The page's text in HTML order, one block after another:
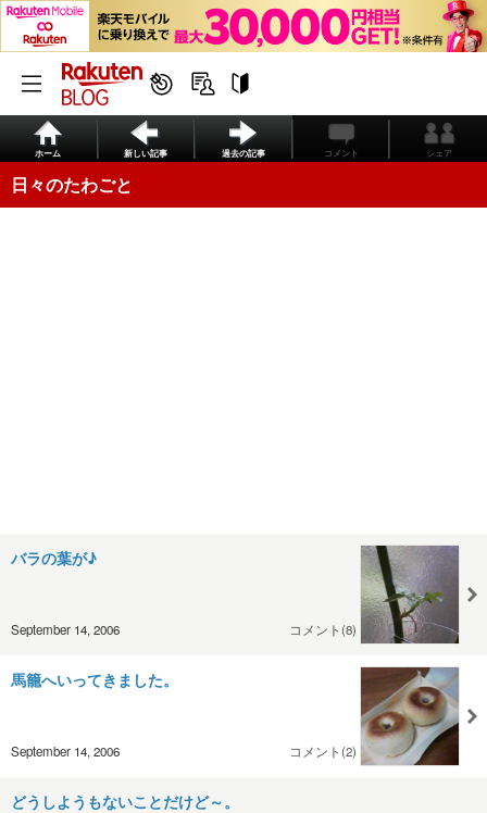
ホーム 新しい記事 過去の記事 コメント シェア
日々のたわごと
バラの葉が♪
September 14, 2006 コメント(8)
馬籠へいってきました。
September 14, 2006 コメント(2)
どうしようもないことだけど～。